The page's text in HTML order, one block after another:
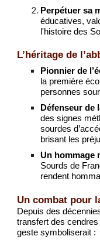
Perpétuer sa
éducatives,
l'histoire des
L’héritage de
Pionnier de
la première
personnes
Défenseur de
des signes
sourdes
brisant les
Un hommage
Sourds de
rendent
Un combat pour
Depuis des
transfert des cendres
geste symboliserait :